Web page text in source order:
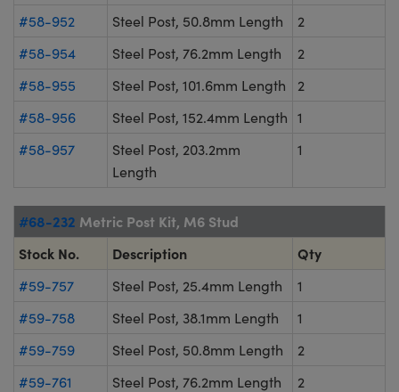
#58-952
Steel Post, 50.8mm Length
2
#58-954
Steel Post, 76.2mm Length
2
#58-955
Steel Post, 101.6mm Length
2
#58-956
Steel Post, 152.4mm Length 1
#58-957
Steel Post, 203.2mm
Length
1
#68-232 Metric Post Kit, M6 Stud
Stock No.
Description Qty
#59-757 Steel Post, 25.4mm Length
1
#59-758
Steel Post, 38.1mm Length
1
#59-759
Steel Post, 50.8mm Length
2
#59-761
Steel Post, 76.2mm Length
2